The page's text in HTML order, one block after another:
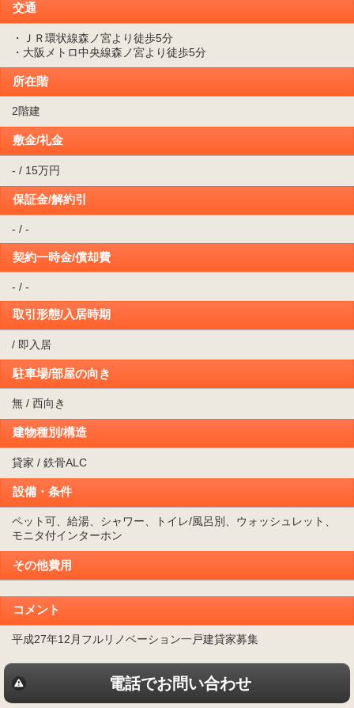
交通
・ＪＲ環状線森ノ宮より徒歩5分
・大阪メトロ中央線森ノ宮より徒歩5分
所在階
2階建
敷金/礼金
- / 15万円
保証金/解約引
- / -
契約一時金/償却費
- / -
取引形態/入居時期
/ 即入居
駐車場/部屋の向き
無 / 西向き
建物種別/構造
貸家 / 鉄骨ALC
設備・条件
ペット可、給湯、シャワー、トイレ/風呂別、ウォッシュレット、
モニタ付インターホン
その他費用
コメント
平成27年12月フルリノベーション一戸建貸家募集
電話でお問い合わせ